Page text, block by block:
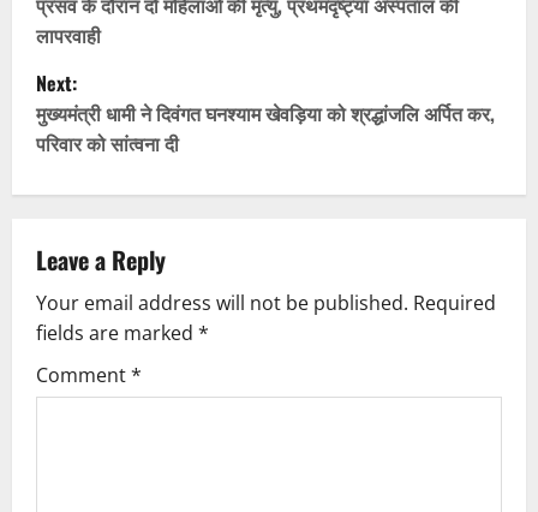
o
s
t
n
v
i
g
लापरवाही
Next:
मुख्यमंत्री धामी ने दिवंगत घनश्याम खेवड़िया को श्रद्धांजलि अर्पित कर,
परिवार को सांत्वना दी
Leave a Reply
Your email address will not be published. Required
fields are marked *
Comment*